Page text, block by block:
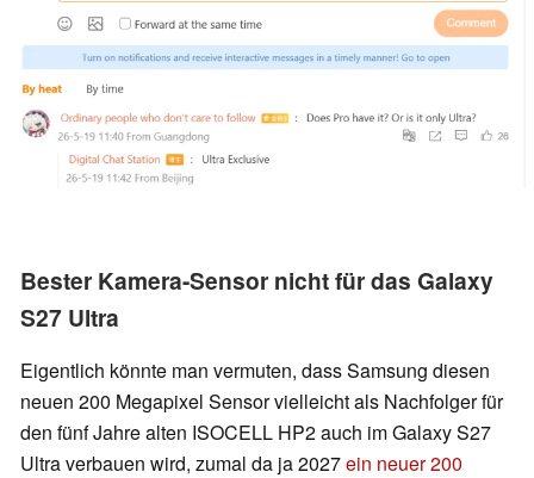
Bester Kamera-Sensor nicht für das Galaxy
S27 Ultra
Eigentlich könnte man vermuten, dass Samsung diesen
neuen 200 Megapixel Sensor vielleicht als Nachfolger für
den fünf Jahre alten ISOCELL HP2 auch im Galaxy S27
Ultra verbauen wird, zumal da ja 2027ein neuer 200